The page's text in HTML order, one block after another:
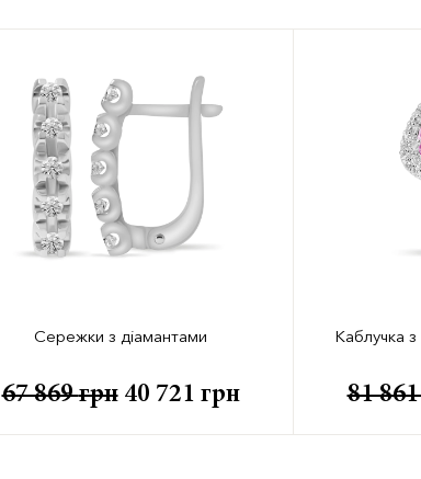
Сережки з діамантами
67 869грн 40 721 грн
Каблучка з
81